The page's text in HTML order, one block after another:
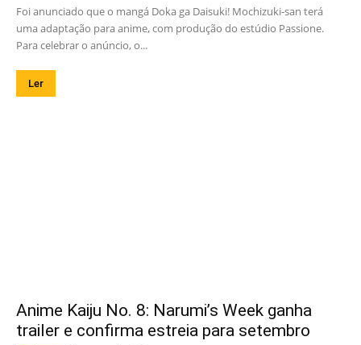
Foi anunciado que o mangá Doka ga Daisuki! Mochizuki-san terá
uma adaptação para anime, com produção do estúdio Passione.
Para celebrar o anúncio, o...
Ler
Anime Kaiju No. 8: Narumi’s Week ganha
trailer e confirma estreia para setembro